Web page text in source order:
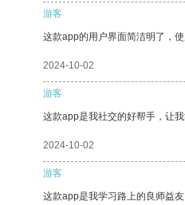
游客
这款app的用户界面简洁明了，
2024-10-02
游客
这款app是我社交的好帮手，让
2024-10-02
游客
这款app是我学习路上的良师益